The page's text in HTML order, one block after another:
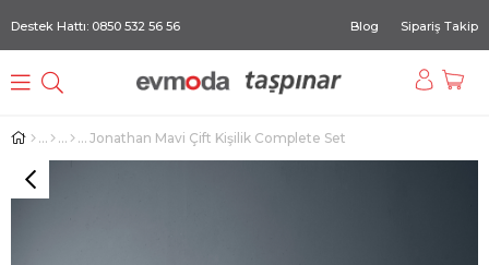
Destek Hattı: 0850 532 56 56 Blog Sipariş Takip
Jonathan Mavi Çift Kişilik Complete Set